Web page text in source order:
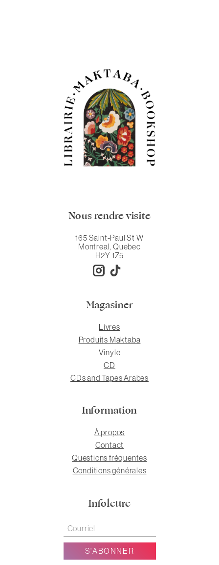
Nous rendre visite
165 Saint-Paul St W
Montreal, Quebec
H2Y 1Z5
Magasiner
Livres
Produits Maktaba
Vinyle
CD
CDs and Tapes Arabes
Information
À propos
Contact
Questions fréquentes
Conditions générales
Infolettre